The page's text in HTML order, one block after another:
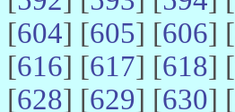
[604] [605] [606] [
[616] [617] [618] [
[628] [629] [630] [